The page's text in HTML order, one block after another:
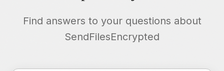
Find answers to your questions about
SendFilesEncrypted